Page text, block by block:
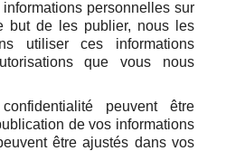
personnelles sur
but de les publier, nous les
utiliser ces informations
que vous nous
peuvent être
de vos informations
être ajustés dans vos